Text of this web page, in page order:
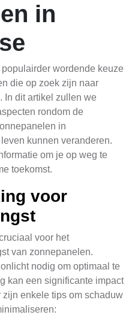
in
wordende keuze
die op zoek zijn naar
In dit artikel zullen we
rondom de
in
kunnen veranderen.
om je op weg te
toekomst.
voor
voor het
van zonnepanelen.
nodig om optimaal te
kan een significante impact
enkele tips om schaduw